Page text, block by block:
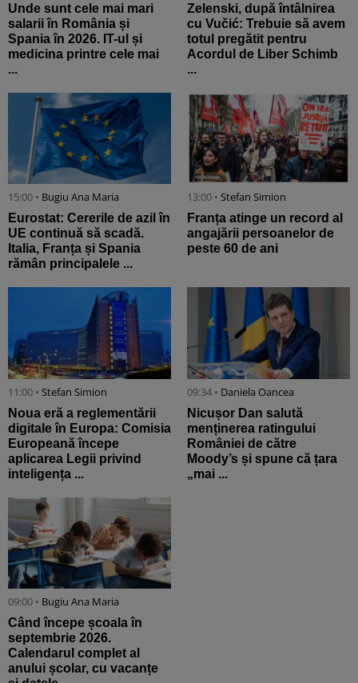
Unde sunt cele mai mari
salarii în România și
Spania în 2026. IT-ul și
medicina printre cele mai
...
Zelenski, după întâlnirea
cu Vučić: Trebuie să avem
totul pregătit pentru
Acordul de Liber Schimb
...
15:00 • Bugiu ⁠Ana Maria
Eurostat: Cererile de azil în
UE continuă să scadă.
Italia, Franța și Spania
rămân principalele ...
13:00 • Stefan Simion
Franța atinge un record al
angajării persoanelor de
peste 60 de ani
11:00 • Stefan Simion
Noua eră a reglementării
digitale în Europa: Comisia
Europeană începe
aplicarea Legii privind
inteligența ...
09:34 • Daniela Oancea
Nicușor Dan salută
menținerea ratingului
României de către
Moody’s și spune că țara
„mai ...
09:00 • Bugiu ⁠Ana Maria
Când începe școala în
septembrie 2026.
Calendarul complet al
anului școlar, cu vacanțe